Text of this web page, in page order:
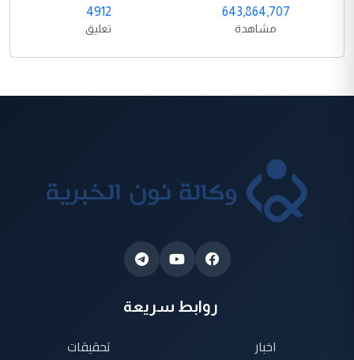
643,864,707
مشاهدة
4912
تعليق
روابط سريعة
اخبار
تحقيقات